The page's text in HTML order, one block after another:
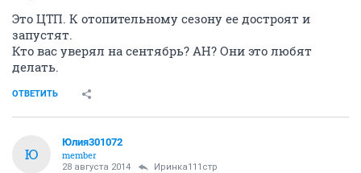
Это ЦТП. К отопительному сезону ее достроят и
запустят.
Кто вас уверял на сентябрь? АН? Они это любят
делать.
ОТВЕТИТЬ
Ю
Юлия301072
member
28 августа 2014 Иринка111стр